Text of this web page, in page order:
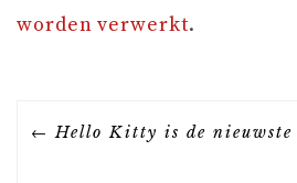
worden verwerkt.
B Hello Kitty is de nieuwste